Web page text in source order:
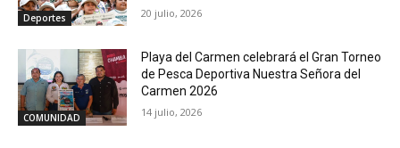
Deportes 20 julio, 2026
COMUNIDAD
Playa del Carmen celebrará el Gran Torneo
de Pesca Deportiva Nuestra Señora del
Carmen 2026
14 julio, 2026